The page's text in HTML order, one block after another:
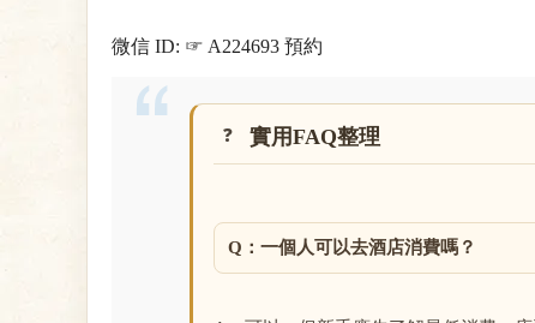
微信 ID: ☞ A224693 預約
實用FAQ整理
Q：一個人可以去酒店消費嗎？